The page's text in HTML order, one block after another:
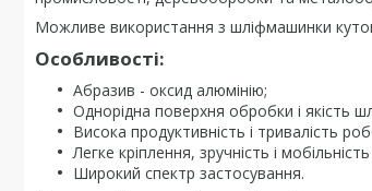
Можливе використання з шліфмашинки
Особливості:
Абразив - оксид алюмінію;
Однорідна поверхня обробки і якість
Висока продуктивність і тривалість
Легке кріплення, зручність і
Широкий спектр застосування.